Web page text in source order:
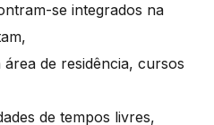
se integrados na
de residência, cursos
de tempos livres,